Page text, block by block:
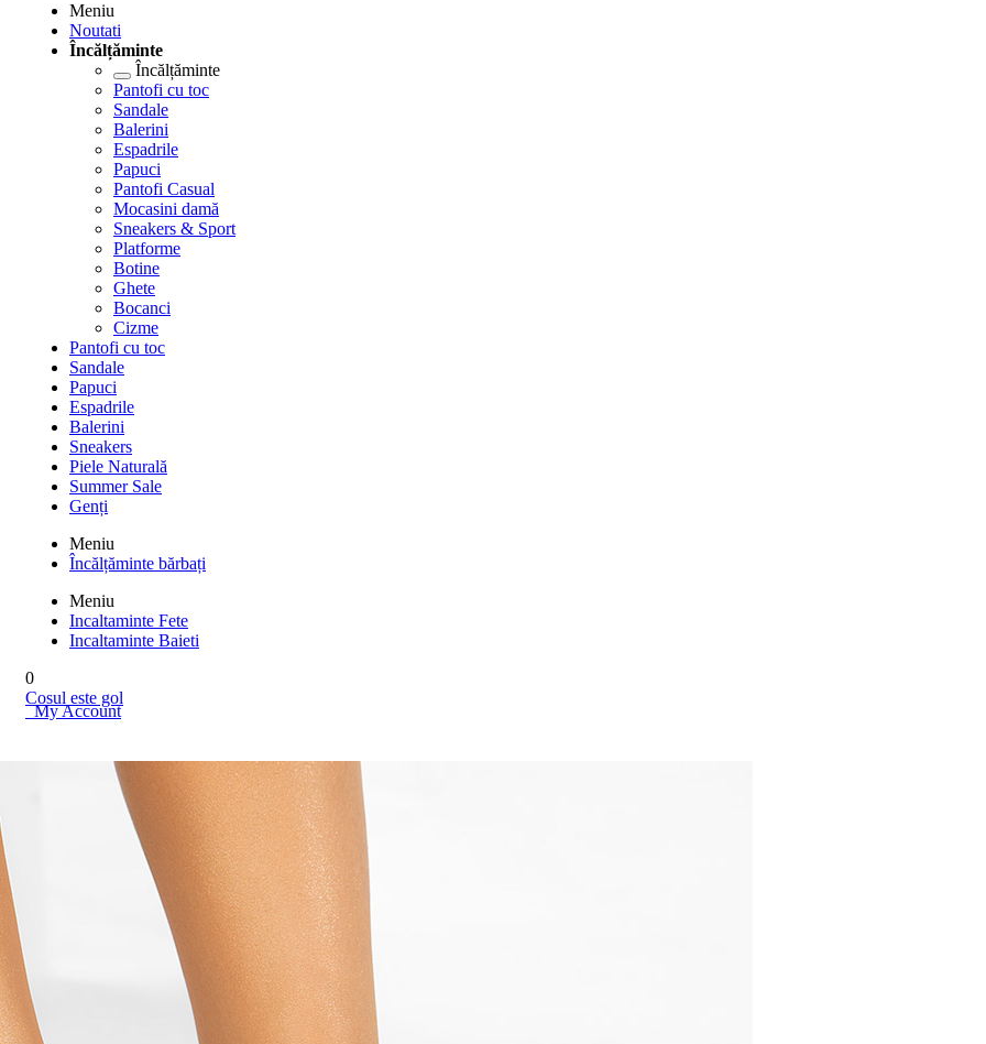
Meniu
Noutati
Încălțăminte
Încălțăminte
Pantofi cu toc
Sandale
Balerini
Espadrile
Papuci
Pantofi Casual
Mocasini damă
Sneakers & Sport
Platforme
Botine
Ghete
Bocanci
Cizme
Pantofi cu toc
Sandale
Papuci
Espadrile
Balerini
Sneakers
Piele Naturală
Summer Sale
Genți
Meniu
Încălțăminte bărbați
Meniu
Incaltaminte Fete
Incaltaminte Baieti
0
Cosul este gol
My Account